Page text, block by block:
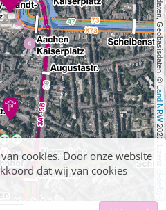
, Kartendaten, Geobasisdaten: ©
Land NRW
2021, Lizenz
dl-de/by-2-0
cookies. Door onze website
dat wij van cookies